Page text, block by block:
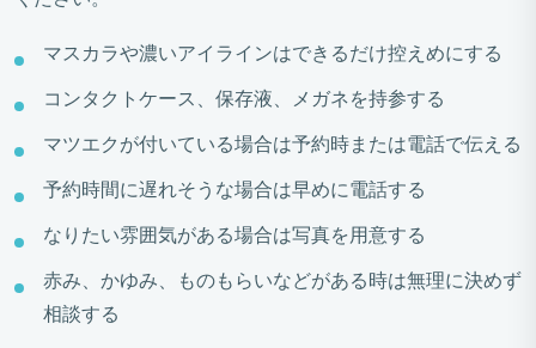
マスカラや濃いアイラインはできるだけ控えめにする
コンタクトケース、保存液、メガネを持参する
マツエクが付いている場合は予約時または電話で伝える
予約時間に遅れそうな場合は早めに電話する
なりたい雰囲気がある場合は写真を用意する
赤み、かゆみ、ものもらいなどがある時は無理に決めず
相談する